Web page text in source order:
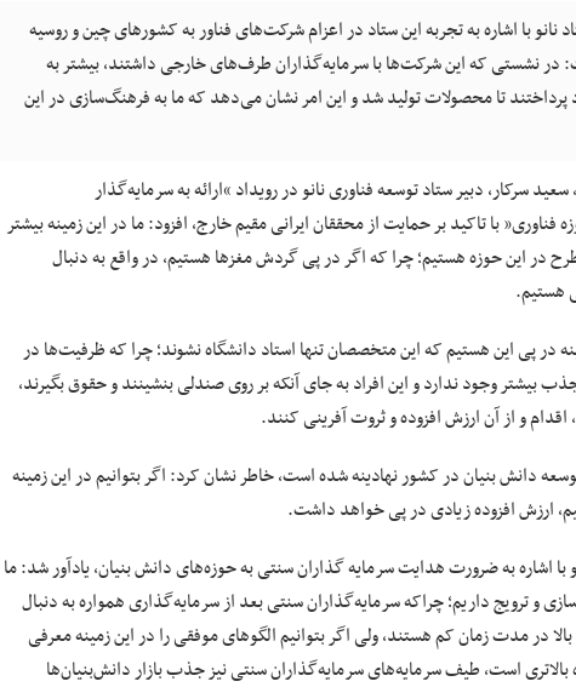
نانو با اشاره به تجربه این ستاد در اعزام شرکت‌های فناور به کشورهای چین و روسیه
در نشستی که این شرکت‌ها با سرمایه‌گذاران طرف‌های خارجی داشتند، بیشتر به
تا محصولات تولید شد و این امر نشان می‌دهد که ما به فرهنگ‌سازی در این
سرکار، دبیر ستاد توسعه فناوری نانو در رویداد “ارائه به سرمایه‌گذار
با تاکید بر حمایت از محققان ایرانی مقیم خارج، افزود: ما در این زمینه بیشتر
در این حوزه هستیم؛ چرا که اگر در پی گردش مغزها هستیم، در واقع به دنبال
هستیم.
در پی این هستیم که این متخصصان تنها استاد دانشگاه نشوند؛ چرا که ظرفیت‌ها در
بیشتر وجود ندارد و این افراد به جای آنکه بر روی صندلی بنشینند و حقوق بگیرند،
و از آن ارزش افزوده و ثروت آفرینی کنند.
دانش بنیان در کشور نهادینه شده است، خاطر نشان کرد: اگر بتوانیم در این زمینه
ارزش افزوده زیادی در پی خواهد داشت.
با اشاره به ضرورت هدایت سرمایه گذاران سنتی به حوزه‌های دانش بنیان، یادآور شد: ما
و ترویج داریم؛ چراکه سرمایه‌گذاران سنتی بعد از سرمایه‌گذاری همواره به دنبال
در مدت زمان کم هستند، ولی اگر بتوانیم الگوهای موفقی را در این زمینه معرفی
بالاتری است، طیف سرمایه‌های سرمایه‌گذاران سنتی نیز جذب بازار دانش‌بنیان‌ها